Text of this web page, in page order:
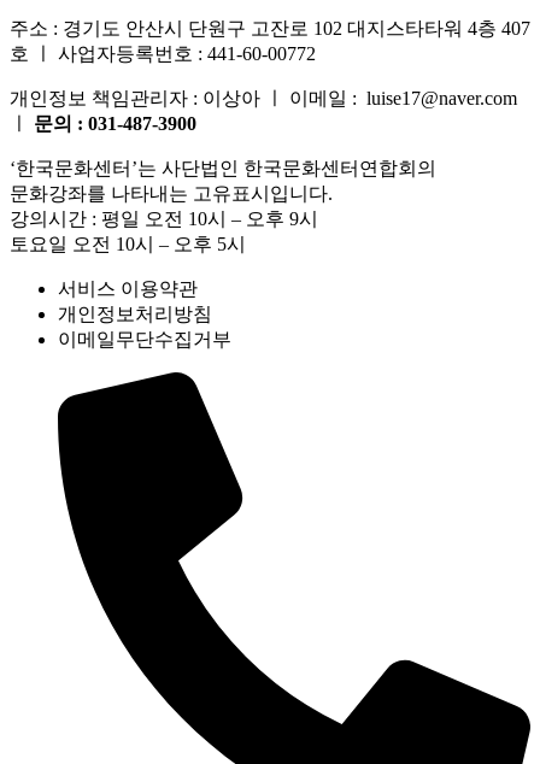
주소 : 경기도 안산시 단원구 고잔로 102 대지스타타워 4층 407
호 ㅣ 사업자등록번호 : 441-60-00772
개인정보 책임관리자 : 이상아 ㅣ 이메일 : luise17@naver.com
문의 : 031-487-3900
‘한국문화센터’는 사단법인 한국문화센터연합회의
문화강좌를 나타내는 고유표시입니다.
강의시간 : 평일 오전 10시 – 오후 9시
토요일 오전 10시 – 오후 5시
서비스 이용약관
개인정보처리방침
이메일무단수집거부